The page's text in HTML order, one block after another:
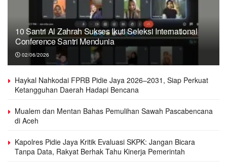
10 Santri Al Zahrah Sukses Ikuti Seleksi International
Conference Santri Mendunia
02/06/2026
Haykal Nahkodai FPRB Pidie Jaya 2026–2031, Siap Perkuat
Ketangguhan Daerah Hadapi Bencana
Mualem dan Mentan Bahas Pemulihan Sawah Pascabencana
di Aceh
Kapolres Pidie Jaya Kritik Evaluasi SKPK: Jangan Bicara
Tanpa Data, Rakyat Berhak Tahu Kinerja Pemerintah